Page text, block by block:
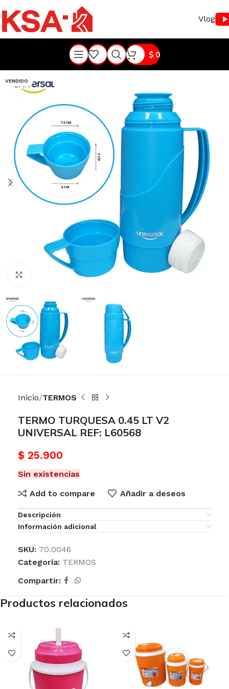
Vlog
$0
VENDIDO
Haga Click para agrandar
Inicio TERMOS
TERMO TURQUESA 0.45 LT V2
UNIVERSAL REF: L60568
$ 25.900
Sin existencias
Add to compare
Añadir a deseos
Descripción
Información adicional
SKU: 70.0046
Categoría: TERMOS
Compartir:
Productos relacionados